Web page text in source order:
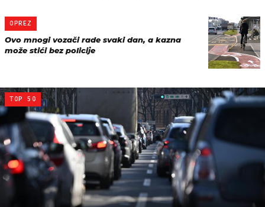
OPREZ
Ovo mnogi vozači rade svaki dan, a kazna
može stići bez policije
TOP 50